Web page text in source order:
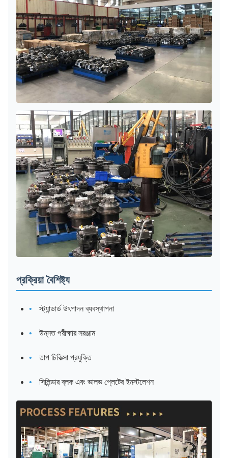
প্রক্রিয়া বৈশিষ্ট্য
স্ট্যান্ডার্ড উৎপাদন ব্যবস্থাপনা
উন্নত পরীক্ষার সরঞ্জাম
তাপ চিকিত্সা প্রযুক্তি
সিলিন্ডার ব্লক এবং ভালভ প্লেটের ইনস্টলেশন